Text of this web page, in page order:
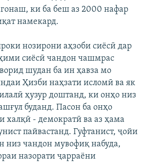
ки ба беш аз 2000 нафар
намекард.
нозирони аҳзоби сиёсӣ дар
сиёсӣ чандон чашмрас
шудан ба ин ҳавза мо
Ҳизби наҳзати исломӣ ва як
ҳузур доштанд, ки онҳо низ
буданд. Пасон ба онҳо
халқӣ - демократӣ ва аз ҳама
пайвастанд. Гуфтанист, ҷойи
низ чандон мувофиқ набуда,
назорати ҷарраёни